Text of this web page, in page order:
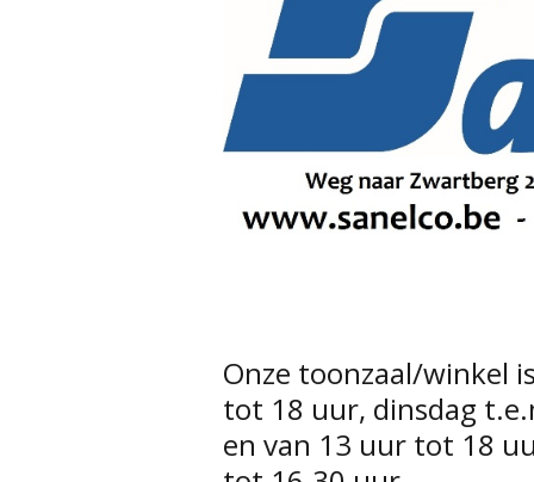
Onze toonzaal/winkel
tot 18 uur, dinsdag
en van 13 uur tot 18